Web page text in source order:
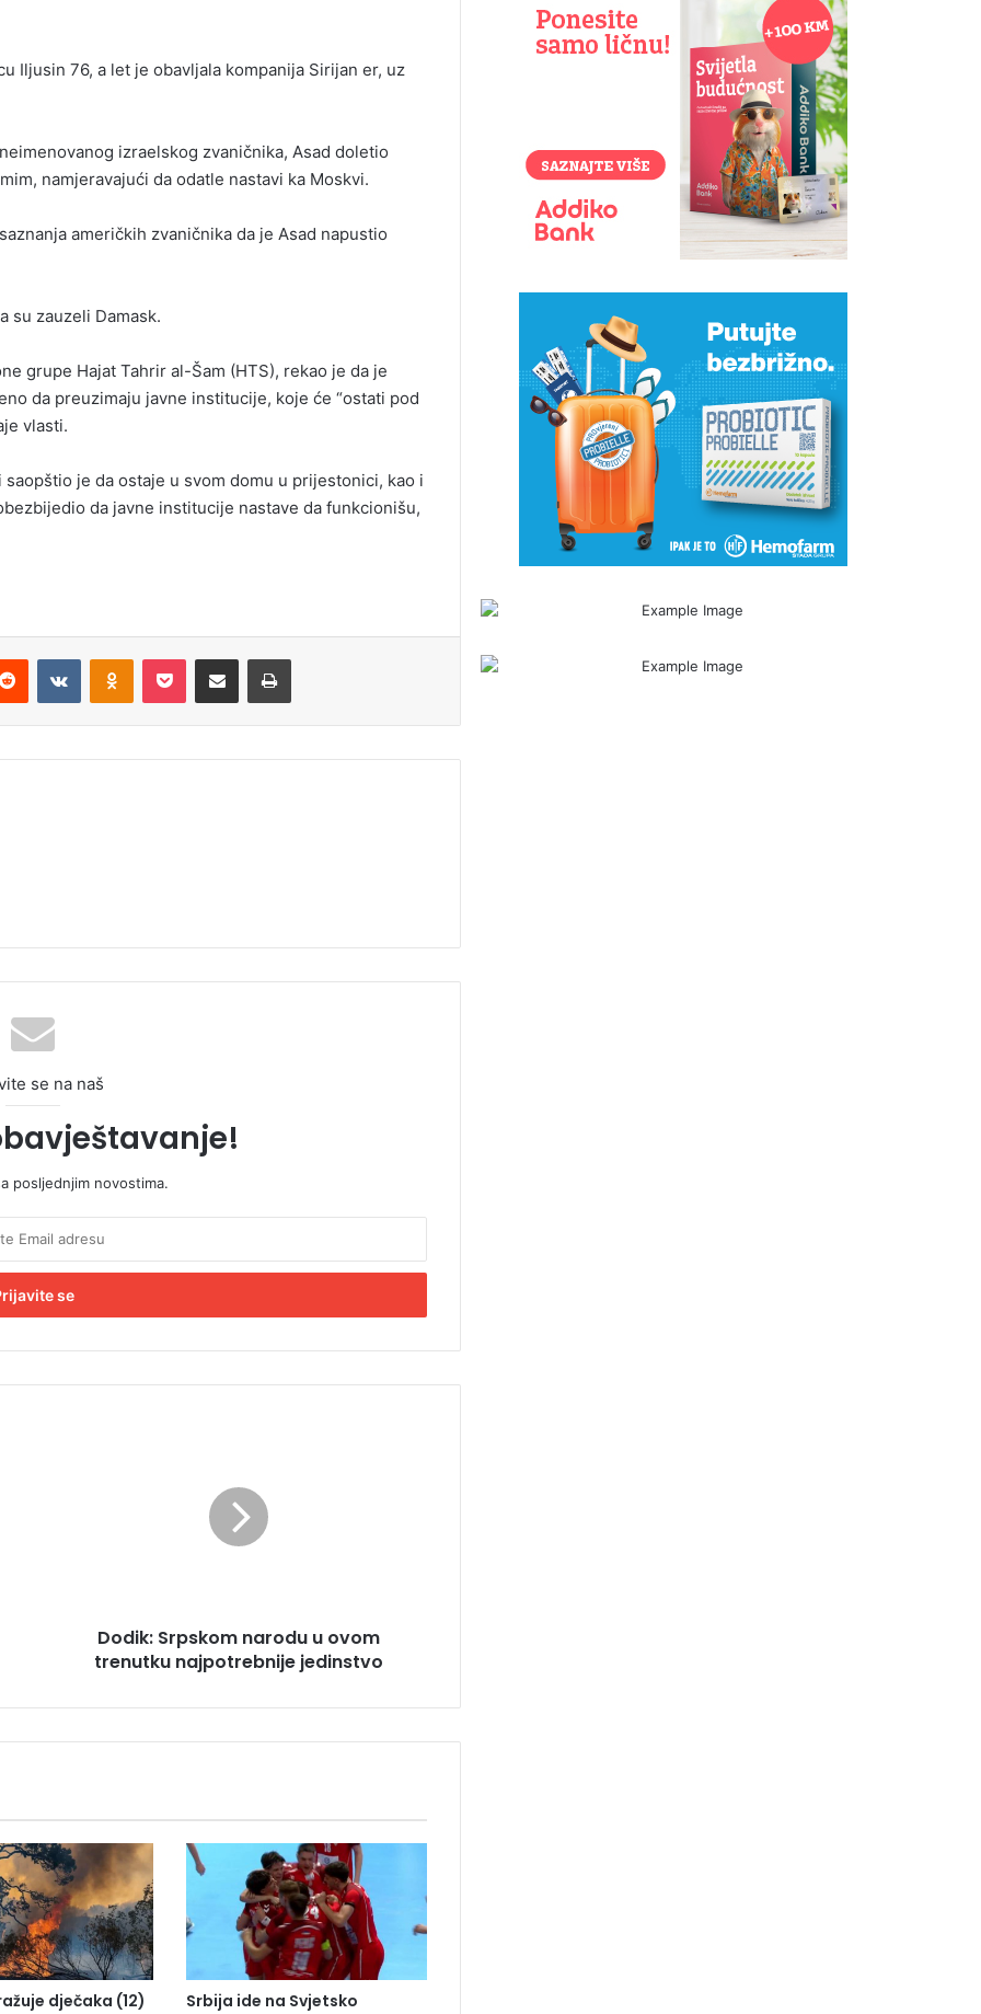
Iljusin 76, a let je obavljala kompanija Sirijan er, uz
izraelskog zvaničnika, Asad doletio
namjeravajući da odatle nastavi ka Moskvi.
američkih zvaničnika da je Asad napustio
su zauzeli Damask.
grupe Hajat Tahrir al-Šam (HTS), rekao je da je
da preuzimaju javne institucije, koje će “ostati pod
vlasti.
je da ostaje u svom domu u prijestonici, kao i
da javne institucije nastave da funkcionišu,
se na naš
posljednjim novostima.
m
d
u
u
o
v
o
m
t
r
Dodik: Srpskom narodu u ovom
trenutku najpotrebnije jedinstvo
dječaka (12)
Srbija ide na Svjetsko